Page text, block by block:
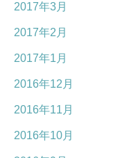
2017年3月
2017年2月
2017年1月
2016年12月
2016年11月
2016年10月